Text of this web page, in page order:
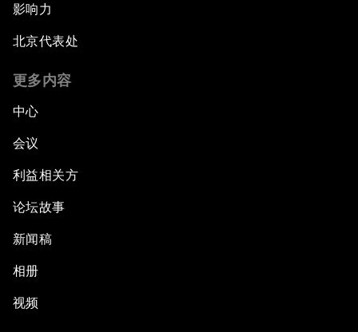
影响力
北京代表处
更多内容
中心
会议
利益相关方
论坛故事
新闻稿
相册
视频